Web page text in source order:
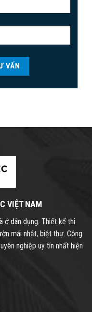
VIỆT NAM
ở dân dụng. Thiết kế thi
mái nhật, biệt thự. Công
nghiệp uy tín nhất hiện